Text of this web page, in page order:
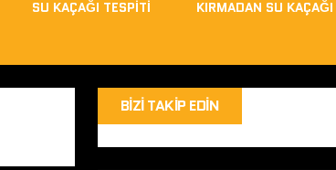
SU KAÇAĞI TESPITI KIRMADAN SU
BIZI TAKIP EDIN